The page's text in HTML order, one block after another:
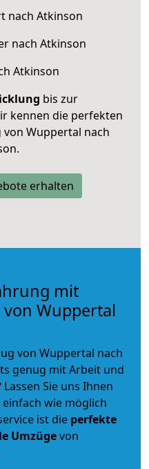
nach Atkinson
nach Atkinson
Atkinson
bis zur
kennen die perfekten
Wuppertal nach
erhalten
mit
Wuppertal
von Wuppertal nach
genug mit Arbeit und
Sie uns Ihnen
wie möglich
ist die perfekte
Umzügevon